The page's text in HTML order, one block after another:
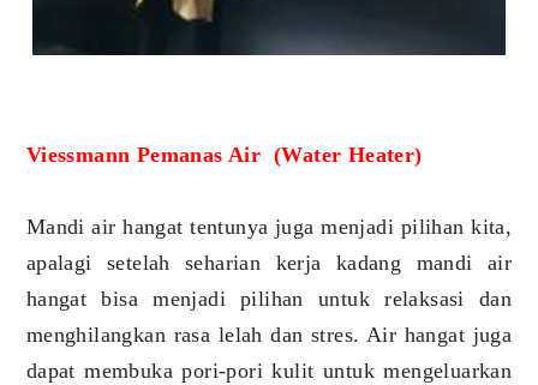
Viessmann Pemanas Air (Water Heater)
Mandi air hangat tentunya juga menjadi pilihan kita,
apalagi setelah seharian kerja kadang mandi air
hangat bisa menjadi pilihan untuk relaksasi dan
menghilangkan rasa lelah dan stres. Air hangat juga
dapat membuka pori-pori kulit untuk mengeluarkan